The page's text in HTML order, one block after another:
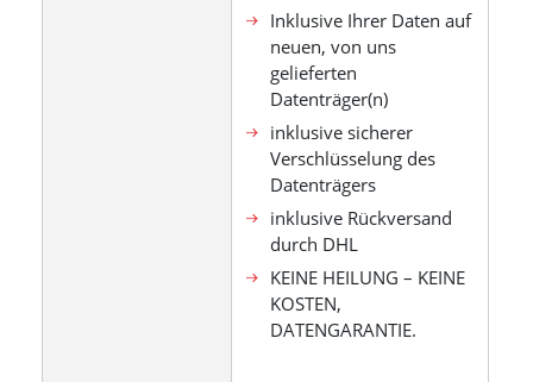
Inklusive Ihrer Daten auf
neuen, von uns
gelieferten
Datenträger(n)
inklusive sicherer
Verschlüsselung des
Datenträgers
inklusive Rückversand
durch DHL
KEINE HEILUNG – KEINE
KOSTEN,
DATENGARANTIE.